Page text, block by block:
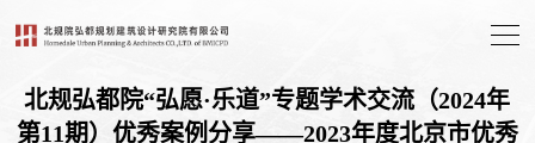
北规弘都院“弘愿·乐道”专题学术交流（2024年
第11期）优秀案例分享——2023年度北京市优秀